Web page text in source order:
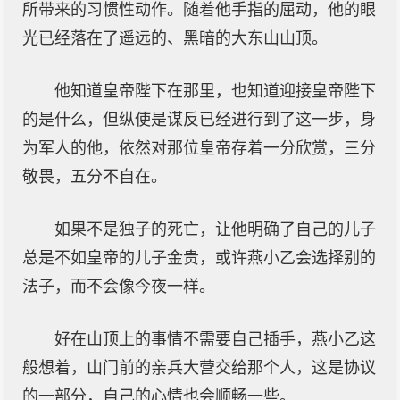
所带来的习惯性动作。随着他手指的屈动，他的眼
光已经落在了遥远的、黑暗的大东山山顶。
他知道皇帝陛下在那里，也知道迎接皇帝陛下
的是什么，但纵使是谋反已经进行到了这一步，身
为军人的他，依然对那位皇帝存着一分欣赏，三分
敬畏，五分不自在。
如果不是独子的死亡，让他明确了自己的儿子
总是不如皇帝的儿子金贵，或许燕小乙会选择别的
法子，而不会像今夜一样。
好在山顶上的事情不需要自己插手，燕小乙这
般想着，山门前的亲兵大营交给那个人，这是协议
的一部分，自己的心情也会顺畅一些。